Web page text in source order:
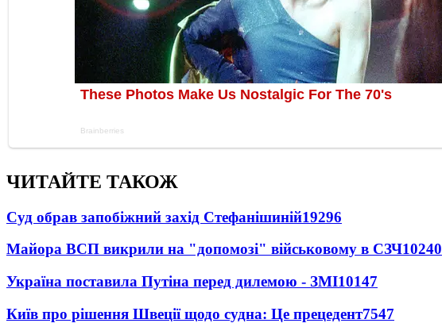
ЧИТАЙТЕ ТАКОЖ
Суд обрав запобіжний захід Стефанішиній19296
Майора ВСП викрили на "допомозі" військовому в СЗЧ10240
Україна поставила Путіна перед дилемою - ЗМІ10147
Київ про рішення Швеції щодо судна: Це прецедент7547